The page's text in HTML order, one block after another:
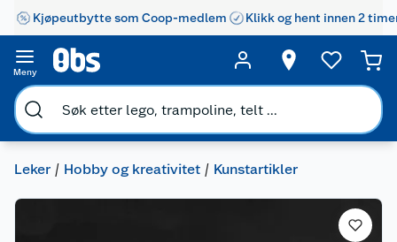
Kjøpeutbytte som Coop-medlem Klikk og hent innen 2
Meny
Leker Hobby og kreativitet Kunstartikler